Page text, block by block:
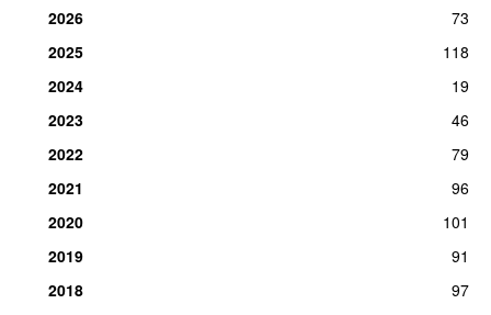
2026
73
2025
118
2024
19
2023
46
2022
79
2021
96
2020
101
2019
91
2018
97